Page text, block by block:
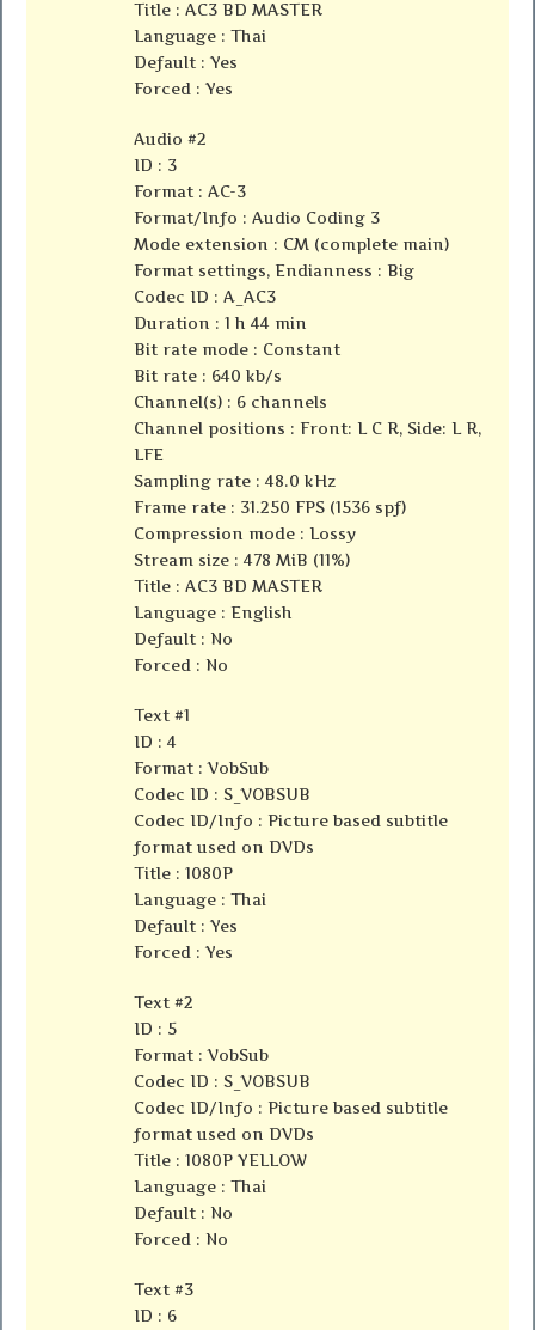
Title : AC3 BD MASTER
Language : Thai
Default : Yes
Forced : Yes
Audio #2
ID : 3
Format : AC-3
Format/Info : Audio Coding 3
Mode extension : CM (complete main)
Format settings, Endianness : Big
Codec ID : A_AC3
Duration : 1 h 44 min
Bit rate mode : Constant
Bit rate : 640 kb/s
Channel(s) : 6 channels
Channel positions : Front: L C R, Side: L R,
LFE
Sampling rate : 48.0 kHz
Frame rate : 31.250 FPS (1536 spf)
Compression mode : Lossy
Stream size : 478 MiB (11%)
Title : AC3 BD MASTER
Language : English
Default : No
Forced : No
Text #1
ID : 4
Format : VobSub
Codec ID : S_VOBSUB
Codec ID/Info : Picture based subtitle
format used on DVDs
Title : 1080P
Language : Thai
Default : Yes
Forced : Yes
Text #2
ID : 5
Format : VobSub
Codec ID : S_VOBSUB
Codec ID/Info : Picture based subtitle
format used on DVDs
Title : 1080P YELLOW
Language : Thai
Default : No
Forced : No
Text #3
ID : 6